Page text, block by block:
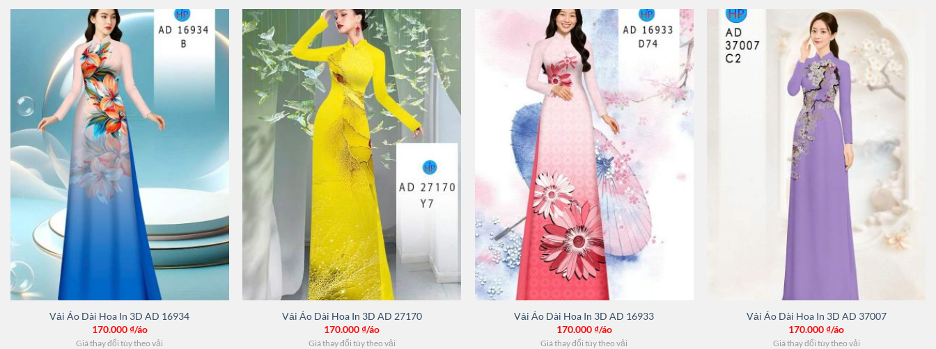
Vải Áo Dài Hoa In 3D AD 16934
170.000₫/áo
Giá thay đổi tùy theo vải
Vải Áo Dài Hoa In 3D AD 27170
170.000₫/áo
Giá thay đổi tùy theo vải
Vải Áo Dài Hoa In 3D AD 16933
170.000₫/áo
Giá thay đổi tùy theo vải
Vải Áo Dài Hoa In 3D AD 37007
170.000₫/áo
Giá thay đổi tùy theo vải